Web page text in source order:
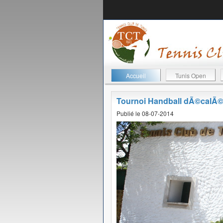
Accueil Tunis Open
Tournoi Handball dÃ©calÃ©
Publié le 08-07-2014